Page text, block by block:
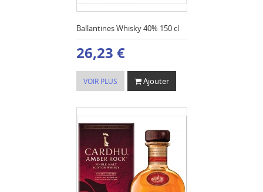
Ballantines Whisky 40% 150 cl
26,23 €
VOIR PLUS Ajouter